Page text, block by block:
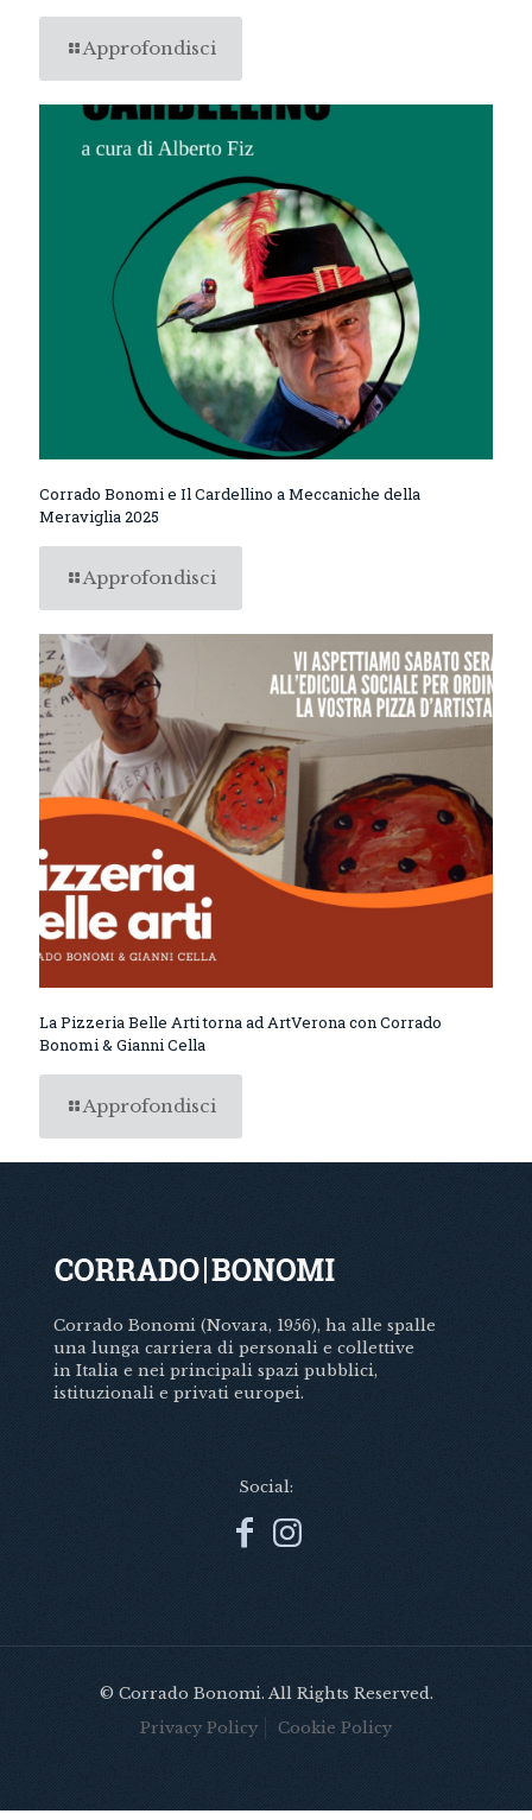
Approfondisci
Corrado Bonomi e Il Cardellino a Meccaniche della
Meraviglia 2025
Approfondisci
La Pizzeria Belle Arti torna ad ArtVerona con Corrado
Bonomi & Gianni Cella
Approfondisci
Corrado Bonomi (Novara, 1956), ha alle spalle
una lunga carriera di personali e collettive
in Italia e nei principali spazi pubblici,
istituzionali e privati europei.
Social:
© Corrado Bonomi. All Rights Reserved.
Privacy Policy
Cookie Policy